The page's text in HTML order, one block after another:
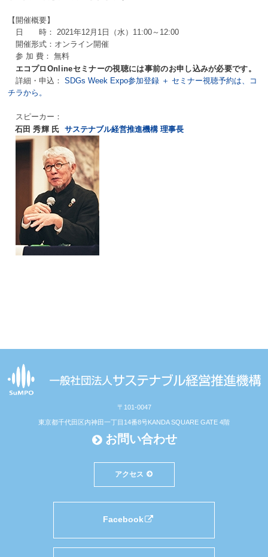
【開催概要】
日 時： 2021年12月1日（水）11:00～12:00
開催形式：オンライン開催
参 加 費： 無料
エコプロOnlineセミナーの視聴には事前のお申し込みが必要です。
詳細・申込： SDGs Week Expo参加登録 ＋ セミナー視聴予約は、コ
チラから。
スピーカー：
石田 秀輝 氏サステナブル経営推進機構 理事長
〒101-0047
東京都千代田区内神田一丁目14番8号KANDA SQUARE GATE 4階
お問い合わせ
アクセス
Facebook